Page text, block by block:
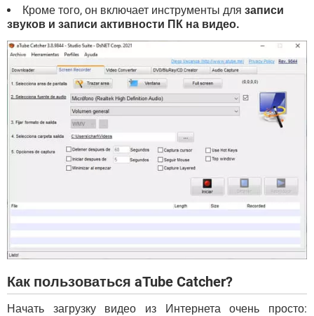
Кроме того, он включает инструменты для записи
звуков и записи активности ПК на видео.
Как пользоваться aTube Catcher?
Начать загрузку видео из Интернета очень просто: